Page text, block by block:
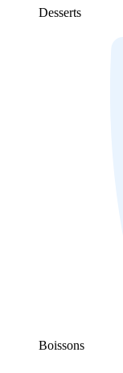
Desserts
Boissons